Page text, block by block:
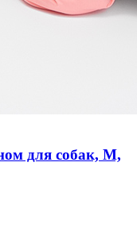
для собак, M,